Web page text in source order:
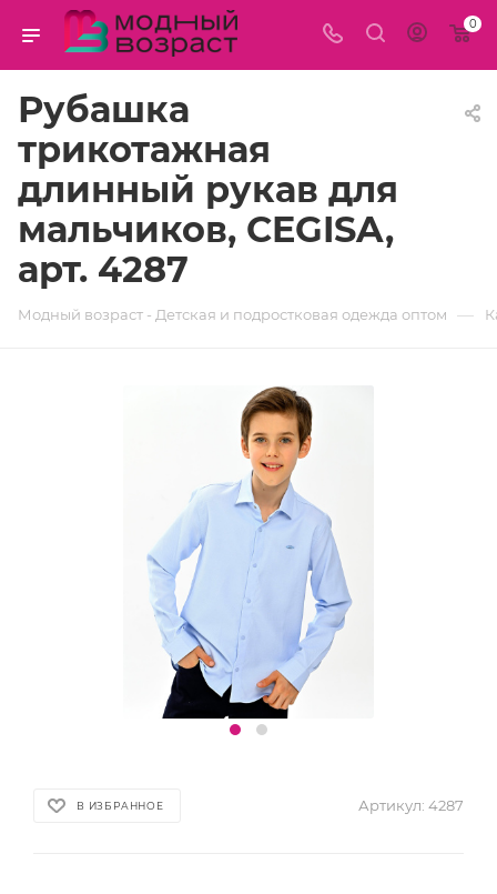
0
Рубашка
трикотажная
длинный рукав для
мальчиков, CEGISA,
арт. 4287
Модный возраст - Детская и подростковая одежда оптом —
В ИЗБРАННОЕ Артикул: 4287